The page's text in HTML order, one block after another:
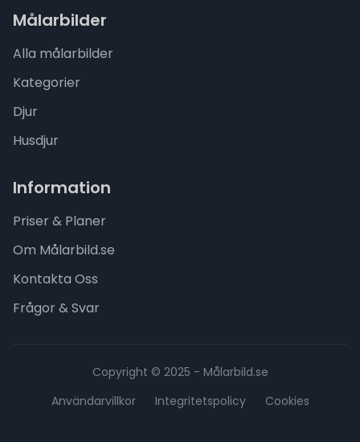
Målarbilder
Alla målarbilder
Kategorier
Djur
Husdjur
Information
Priser & Planer
Om Målarbild.se
Kontakta Oss
Frågor & Svar
Copyright © 2025 - Målarbild.se
Användarvillkor
Integritetspolicy Cookies